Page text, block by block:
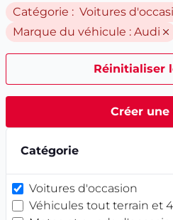
Catégorie : Voitures
Marque du véhicule : Audi
Réinitialiser
Créer
Catégorie
Voitures d'occasion
Véhicules tout terrain et